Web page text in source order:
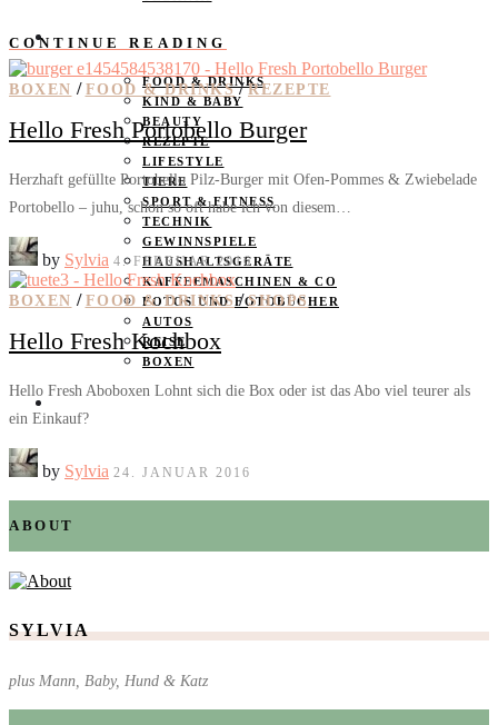
KATEGORIEN
FOOD & DRINKS
KIND & BABY
BEAUTY
REZEPTE
LIFESTYLE
TIERE
SPORT & FITNESS
TECHNIK
GEWINNSPIELE
HAUSHALTSGERÄTE
KAFFEEMASCHINEN & CO
FOTOS UND FOTOBÜCHER
AUTOS
REISE
BOXEN
CONTINUE READING
BOXEN / FOOD & DRINKS / REZEPTE
Hello Fresh Portobello Burger
Herzhaft gefüllte Portobello Pilz-Burger mit Ofen-Pommes & Zwiebelade
Portobello – juhu, schon so oft habe ich von diesem…
by Sylvia 4. FEBRUAR 2016
BOXEN / FOOD & DRINKS / SHOPS
Hello Fresh Kochbox
Hello Fresh Aboboxen Lohnt sich die Box oder ist das Abo viel teurer als
ein Einkauf?
by Sylvia 24. JANUAR 2016
ABOUT
SYLVIA
plus Mann, Baby, Hund & Katz